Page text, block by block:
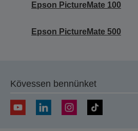
Epson PictureMate 100
Epson PictureMate 500
Kövessen bennünket